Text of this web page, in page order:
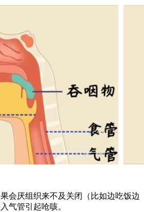
会厌组织来不及关闭（比如边吃饭边
气管引起呛咳。